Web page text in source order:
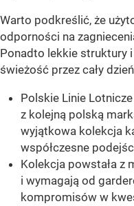
Warto podkreślić, że
odporności na
Ponadto lekkie struktury
świeżość przez cały
Polskie Linie
z kolejną polską
wyjątkowa kolekcja
współczesne
Kolekcja powstała z
i wymagają od
kompromisów w